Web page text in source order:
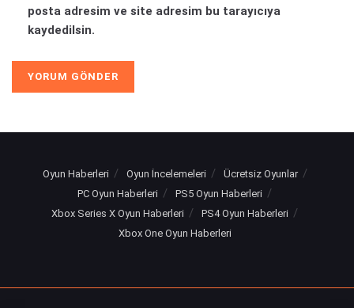
posta adresim ve site adresim bu tarayıcıya
kaydedilsin.
Oyun Haberleri Oyun İncelemeleri
Ücretsiz Oyunlar
PC Oyun Haberleri
PS5 Oyun Haberleri
Xbox Series X Oyun Haberleri
PS4 Oyun Haberleri
Xbox One Oyun Haberleri